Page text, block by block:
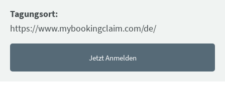
Tagungsort:
https://www.mybookingclaim.com/de/
Jetzt Anmelden